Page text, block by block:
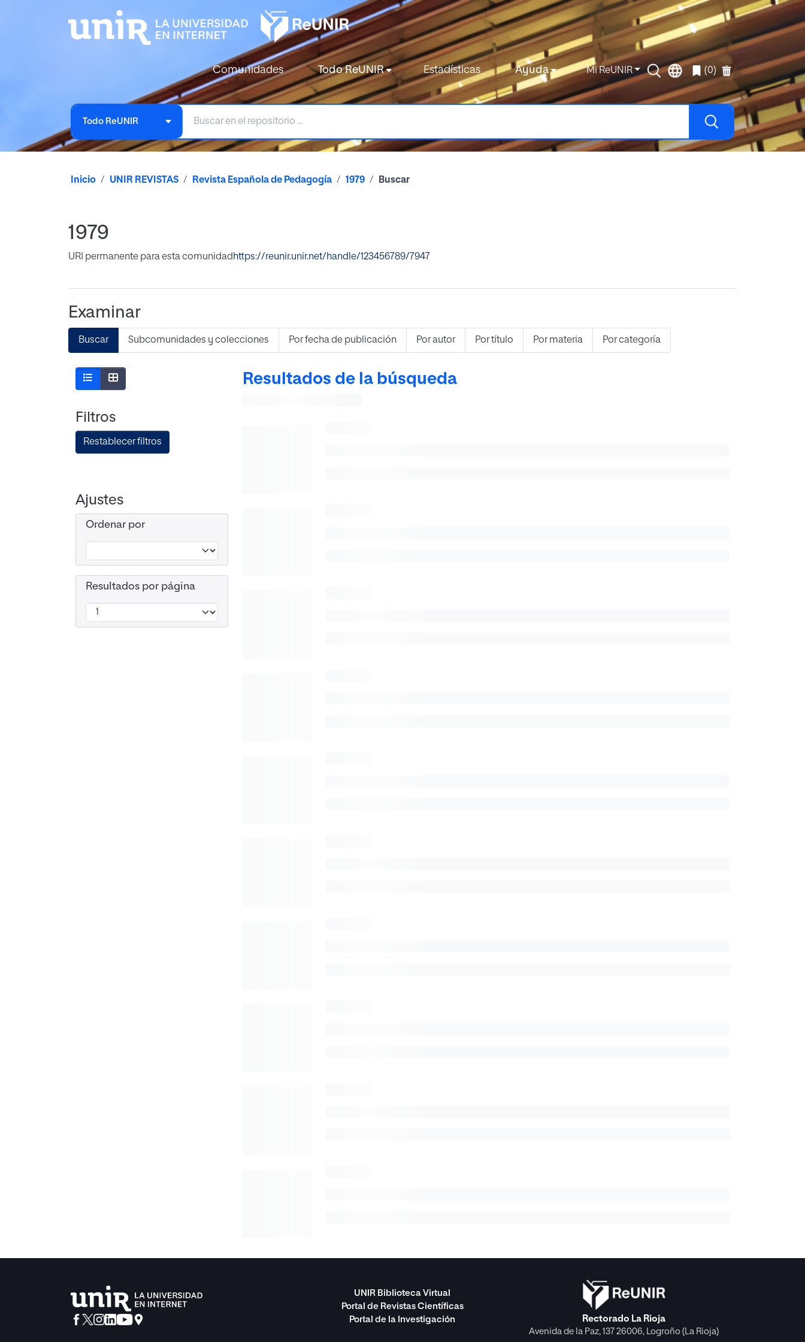
Comunidades Todo ReUNIR Estadísticas Ayuda Mi ReUNIR (0)
Todo ReUNIR
Inicio UNIR REVISTAS Revista Española de Pedagogía 1979 Buscar
1979
URI permanente para esta comunidad https://reunir.unir.net/handle/123456789/7947
Examinar
Buscar Subcomunidades y colecciones Por fecha de publicación Por autor Por título Por materia Por categoría
Filtros
Restablecer filtros
Ajustes
Ordenar por
Resultados por página
Resultados de la búsqueda
UNIR Biblioteca Virtual
Portal de Revistas Científicas
Portal de la Investigación
Rectorado La Rioja
Avenida de la Paz, 137 26006, Logroño (La Rioja)